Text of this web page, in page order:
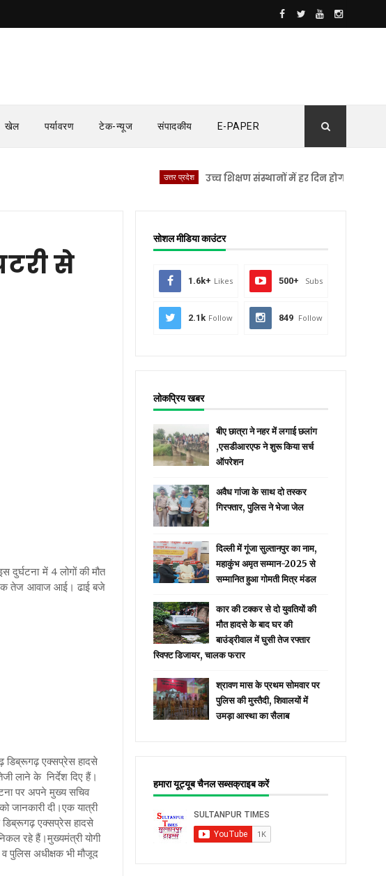
खेल पर्यावरण टेक-न्यूज संपादकीय E-PAPER
उत्तर प्रदेश उच्च शिक्षण संस्थानों में हर दिन होगी नशामुक्ति की
से
दुर्घटना में 4 लोगों की मौत
तेज आवाज आई। ढाई बजे
डिब्रूगढ़ एक्सप्रेस हादसे
लाने के निर्देश दिए हैं।
पर अपने मुख्य सचिव
जानकारी दी ।एक यात्री
एक्सप्रेस हादसे
रहे हैं ।मुख्यमंत्री योगी
पुलिस अधीक्षक भी मौजूद
सोशल मीडिया काउंटर
1.6k+ Likes 500+ Subs
2.1k Follow 849 Follow
लोकप्रिय खबर
बीए छात्रा ने नहर में लगाई छलांग
,एसडीआरएफ ने शुरू किया सर्च
ऑपरेशन
अवैध गांजा के साथ दो तस्कर
गिरफ्तार, पुलिस ने भेजा जेल
दिल्ली में गूंजा सुल्तानपुर का नाम,
महाकुंभ अमृत सम्मान-2025 से
सम्मानित हुआ गोमती मित्र मंडल
कार की टक्कर से दो युवतियों की
मौत हादसे के बाद घर की
बाउंड्रीवाल में घुसी तेज रफ्तार
स्विफ्ट डिजायर, चालक फरार
श्रावण मास के प्रथम सोमवार पर
पुलिस की मुस्तैदी, शिवालयों में
उमड़ा आस्था का सैलाब
हमारा यूट्यूब चैनल सब्सक्राइब करें